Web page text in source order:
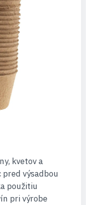
kvetov a
výsadbou
použitiu
pri výrobe